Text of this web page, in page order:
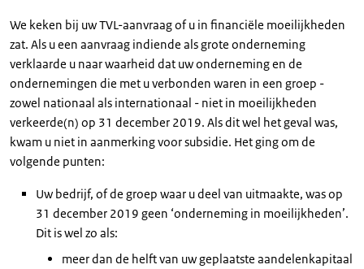
We keken bij uw TVL-aanvraag of u in financiële moeilijkheden
zat. Als u een aanvraag indiende als grote onderneming
verklaarde u naar waarheid dat uw onderneming en de
ondernemingen die met u verbonden waren in een groep -
zowel nationaal als internationaal - niet in moeilijkheden
verkeerde(n) op 31 december 2019. Als dit wel het geval was,
kwam u niet in aanmerking voor subsidie. Het ging om de
volgende punten:
Uw bedrijf, of de groep waar u deel van uitmaakte, was op
31 december 2019 geen ‘onderneming in moeilijkheden’.
Dit is wel zo als:
meer dan de helft van uw geplaatste aandelenkapitaal